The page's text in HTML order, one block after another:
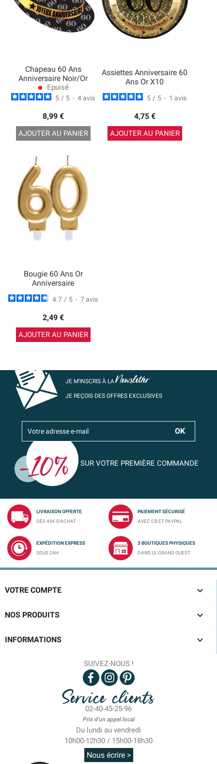
Chapeau 60 Ans
Anniversaire Noir/Or
lens Epuisé
5 / 5 - 4 avis
8,99 €
AJOUTER AU PANIER
Assiettes Anniversaire 60
Ans Or X10
5 / 5 - 1 avis
4,75 €
AJOUTER AU PANIER
Bougie 60 Ans Or
Anniversaire
4.7 / 5 - 7 avis
2,49 €
AJOUTER AU PANIER
JE M’INSCRIS À LANewsletter
JE REÇOIS DES OFFRES EXCLUSIVES
SUR VOTRE PREMIÈRE COMMANDE
LIVRAISON OFFERTE
DÈS 49€ D'ACHAT
PAIEMENT SÉCURISÉ
AVEC CB ET PAYPAL
EXPÉDITION EXPRESS
SOUS 24H
3 BOUTIQUES PHYSIQUES
DANS LE GRAND OUEST
VOTRE COMPTE 
NOS PRODUITS 
INFORMATIONS 
SUIVEZ-NOUS !
Service clients
02-40-45-25-96
Prix d'un appel local
Du lundi au vendredi
10h00-12h30 / 15h00-18h30
Nous écrire >